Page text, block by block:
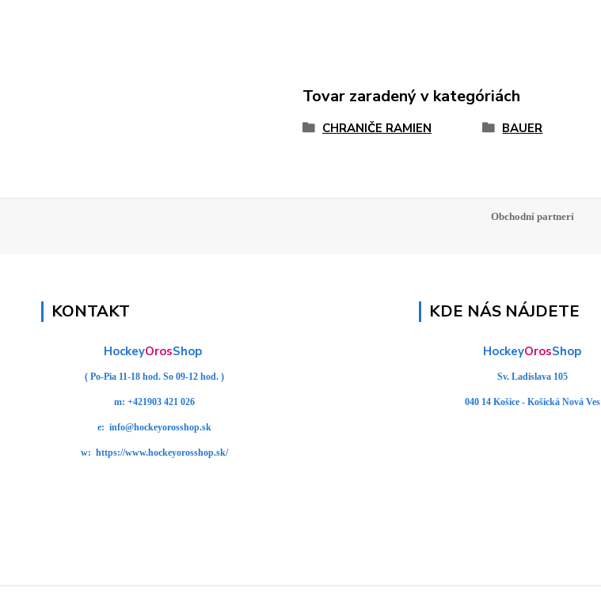
Tovar zaradený v kategóriách
CHRANIČE RAMIEN BAUER
Obchodní partnerí
KONTAKT
HockeyOrosShop
( Po-Pia 11-18 hod. So 09-12 hod. )
m: +421903 421 026
e: info@hockeyorosshop.sk
w: https://www.hockeyorosshop.sk/
KDE NÁS NÁJDETE
HockeyOrosShop
Sv. Ladislava 105
040 14 Košice - Košická Nová Ves